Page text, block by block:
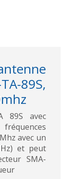
89S,
89S avec
avec un
et peut
SMA-